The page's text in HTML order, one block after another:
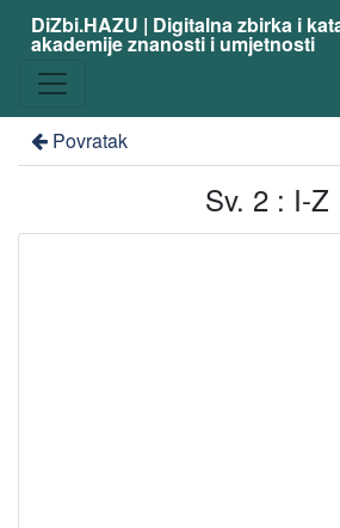
DiZbi.HAZU | Digitalna zbirka i
akademije znanosti i umjetnosti
Povratak
Sv. 2 : I-Z